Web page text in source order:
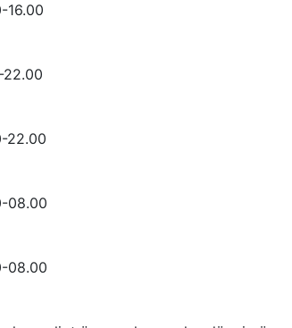
16.00
22.00
22.00
08.00
08.00